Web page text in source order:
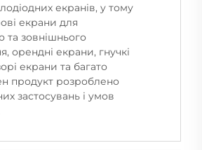
екранів, у тому
екрани для
та зовнішнього
орендні екрани, гнучкі
екрани та багато
продукт розроблено
застосувань і умов